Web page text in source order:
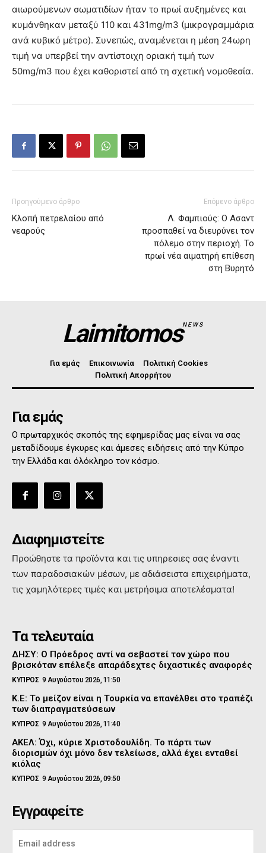
αιωρούμενων σωματιδίων ήταν το πρωί αυξημένες και
κυμάνθηκαν μεταξύ 110 και 431mg/m3 (μικρογραμμάρια
ανά κυβικό μέτρο). Συνεπώς, αναμένεται η μέση 24ωρη
τιμή να υπερβεί την αντίστοιχη οριακή τιμή των
50mg/m3 που έχει καθοριστεί από τη σχετική νομοθεσία.
Προηγούμενο άρθρο
Κλοπή πετρελαίου από
νεαρούς
Επόμενο άρθρο
Λ. Φαμπιούς: Ο Ασαντ
προσπαθεί να διευρύνει τον
πόλεμο στην περιοχή. Το
πρωί νέα αιματηρή επίθεση
στη Βυρητό
LaimitomosNEWS
Για εμάς Επικοινωνία
Πολιτική Cookies
Πολιτική Απορρήτου
Για εμάς
Ο πρωταρχικός σκοπός της εφημερίδας μας είναι να σας
μεταδίδουμε έγκυρες και άμεσες ειδήσεις από την Κύπρο
την Ελλάδα και όλόκληρο τον κόσμο.
Διαφημιστείτε
Προώθηστε τα προϊόντα και τις υπηρεσιες σας έναντι
των παραδοσιακών μέσων, με αδιάσειστα επιχειρήματα,
τις χαμηλότερες τιμές και μετρήσιμα αποτελέσματα!
Τα τελευταία
ΔΗΣΥ: Ο Πρόεδρος αντί να σεβαστεί τον χώρο που
βρισκόταν επέλεξε απαράδεχτες διχαστικές αναφορές
ΚΥΠΡΟΣ 9 Αυγούστου 2026, 11:50
Κ.Ε: Το μείζον είναι η Τουρκία να επανέλθει στο τραπέζι
των διαπραγματεύσεων
ΚΥΠΡΟΣ 9 Αυγούστου 2026, 11:40
ΑΚΕΛ: Όχι, κύριε Χριστοδουλίδη. Το πάρτι των
διορισμών όχι μόνο δεν τελείωσε, αλλά έχει ενταθεί
κιόλας
ΚΥΠΡΟΣ 9 Αυγούστου 2026, 09:50
Εγγραφείτε